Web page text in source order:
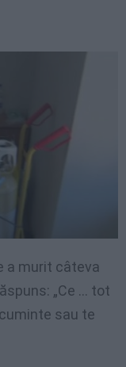
a murit câteva
„Ce … tot
sau te